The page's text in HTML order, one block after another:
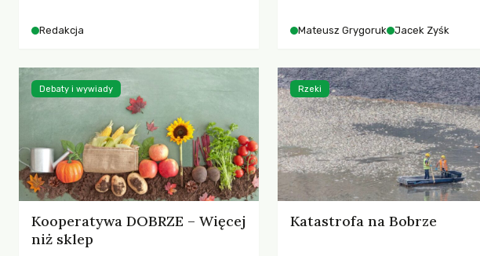
pełną mobilizację, ponieważ projekt
rozwiązania dla przyrody i zwierząt,
radykalnie zmieniając dotychczasowy
paradygmat funkcjonowania łowiectwa w
Polsce.
Redakcja
SGGW.
Mateusz Grygoruk Jacek Zyśk
Kooperatywa DOBRZE – Więcej
niż sklep
Debaty i wywiady
Katastrofa na Bobrze
Rzeki